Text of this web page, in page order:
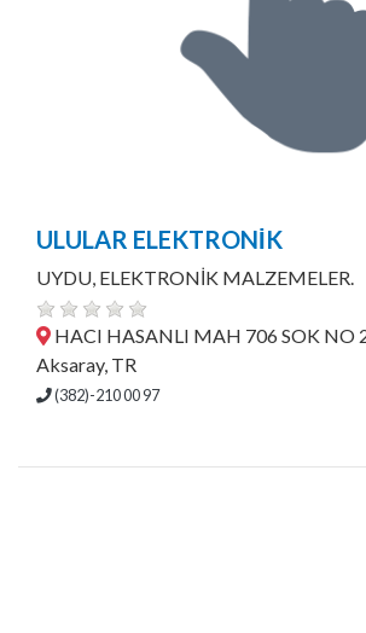
ULULAR ELEKTRONİK
UYDU, ELEKTRONİK MALZEMELER.
HACI HASANLI MAH 706 SOK NO
Aksaray, TR
(382)-210 00 97